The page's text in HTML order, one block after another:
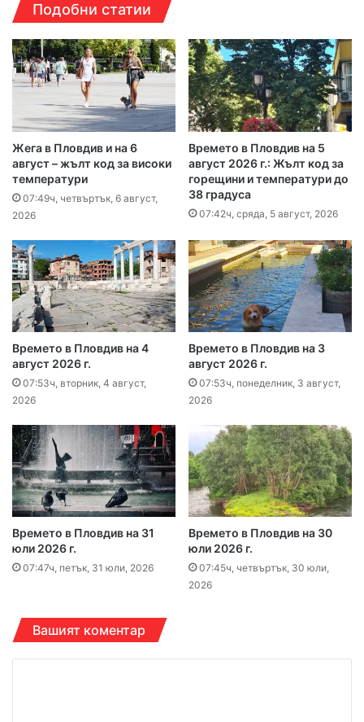
Подобни статии
Жега в Пловдив и на 6
август – жълт код за високи
температури
07:49ч, четвъртък, 6 август,
2026
Времето в Пловдив на 5
август 2026 г.: Жълт код за
горещини и температури до
38 градуса
07:42ч, сряда, 5 август, 2026
Времето в Пловдив на 4
август 2026 г.
07:53ч, вторник, 4 август,
2026
Времето в Пловдив на 3
август 2026 г.
07:53ч, понеделник, 3 август,
2026
Времето в Пловдив на 31
юли 2026 г.
07:47ч, петък, 31 юли, 2026
Времето в Пловдив на 30
юли 2026 г.
07:45ч, четвъртък, 30 юли,
2026
Вашият коментар